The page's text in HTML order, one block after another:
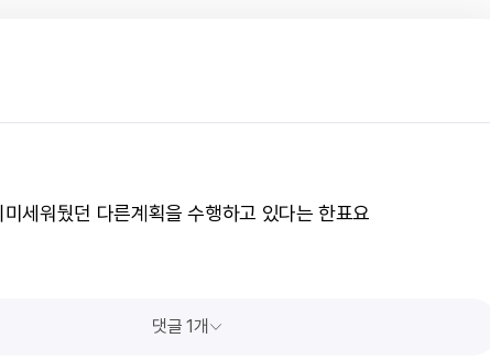
세워뒀던 다른계획을 수행하고 있다는 한표요
댓글 1개